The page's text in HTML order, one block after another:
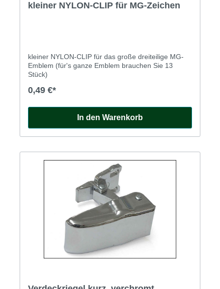
kleiner NYLON-CLIP für MG-Zeichen
kleiner NYLON-CLIP für das große dreiteilige MG-
Emblem (für's ganze Emblem brauchen Sie 13
Stück)
0,49 €*
In den Warenkorb